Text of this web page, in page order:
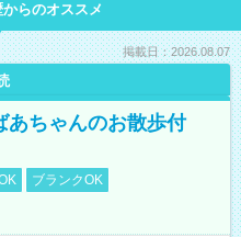
らのオススメ
掲載日：2026.08.07
あちゃんのお散歩付
ブランクOK